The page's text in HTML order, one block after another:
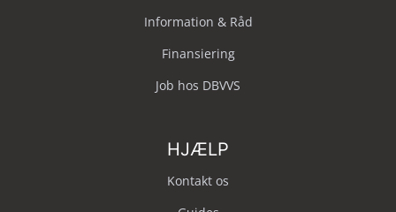
Information & Råd
Finansiering
Job hos DBVVS
HJÆLP
Kontakt os